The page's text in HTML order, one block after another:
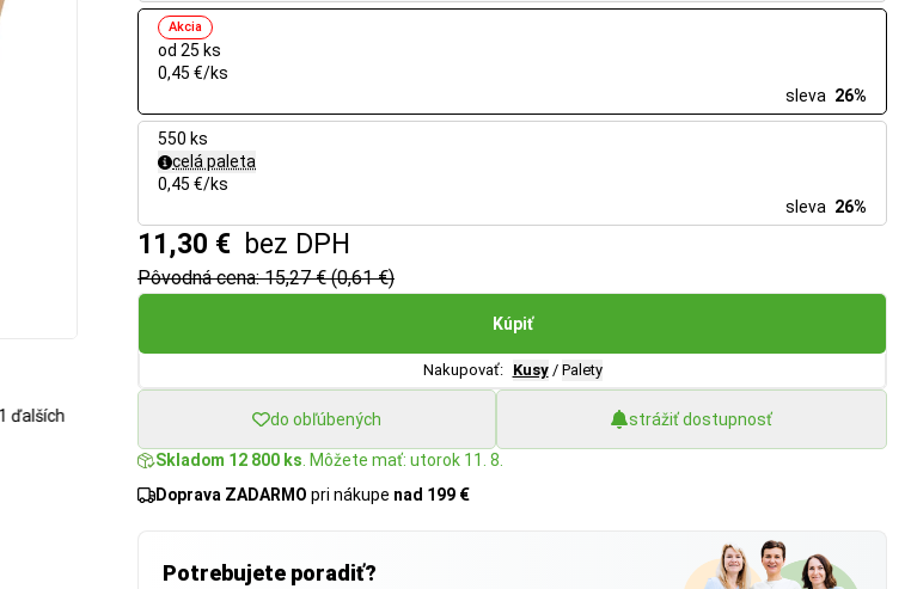
od 25 ks
Akcia
0,45 €/ks
sleva 26%
550 ks
celá paleta
0,45 €/ks
sleva 26%
11,30 € bez DPH
Pôvodná cena: 15,27 € (0,61 €)
Kúpiť
Nakupovať: Kusy / Palety
do obľúbených strážiť dostupnosť
Skladom 12 800 ks . Môžete mať: utorok 11. 8.
Doprava ZADARMO pri nákupe nad 199 €
Potrebujete poradiť?
ďalších